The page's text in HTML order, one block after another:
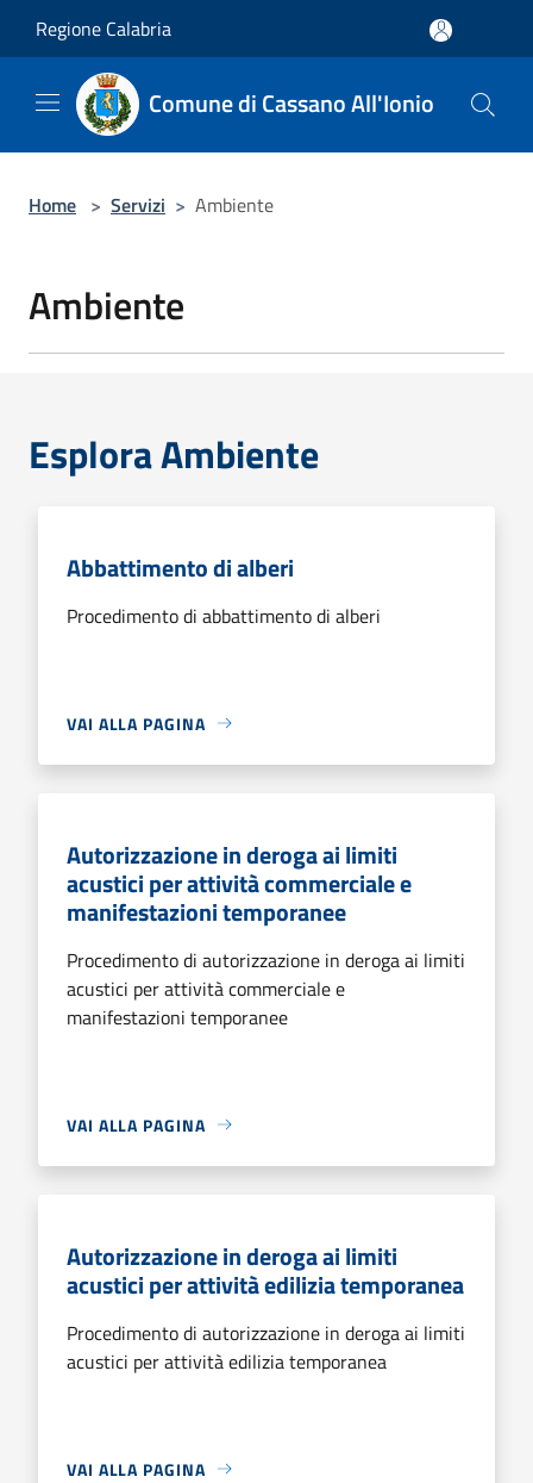
Regione Calabria
Comune di Cassano All'Ionio
Home > Servizi > Ambiente
Ambiente
Esplora Ambiente
Abbattimento di alberi
Procedimento di abbattimento di alberi
VAI ALLA PAGINA
Autorizzazione in deroga ai limiti
acustici per attività commerciale e
manifestazioni temporanee
Procedimento di autorizzazione in deroga ai limiti
acustici per attività commerciale e
manifestazioni temporanee
VAI ALLA PAGINA
Autorizzazione in deroga ai limiti
acustici per attività edilizia temporanea
Procedimento di autorizzazione in deroga ai limiti
acustici per attività edilizia temporanea
VAI ALLA PAGINA